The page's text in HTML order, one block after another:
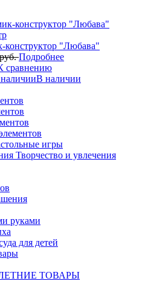
конструктор "Любава"
Подробнее
сравнению
В наличии
игры
Творчество и увлечения
руками
для детей
ТОВАРЫ